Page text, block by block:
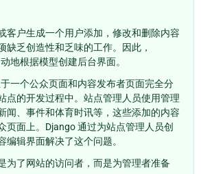
客户生成一个用户添加，修改和删除内容
缺乏创造性和乏味的工作。因此，
地根据模型创建后台界面。
一个公众页面和内容发布者页面完全分
点的开发过程中。站点管理人员使用管理
闻、事件和体育时讯等，这些添加的内容
页面上。Django 通过为站点管理人员创
编辑界面解决了这个问题。
为了网站的访问者，而是为管理者准备